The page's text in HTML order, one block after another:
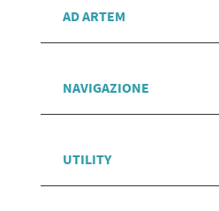
AD ARTEM
NAVIGAZIONE
UTILITY